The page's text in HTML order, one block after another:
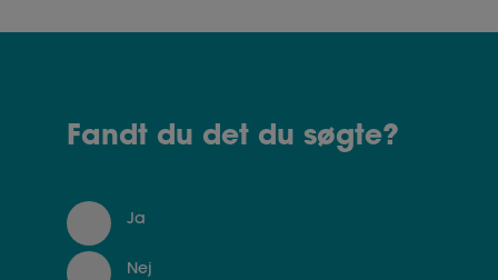
Fandt du det du søgte?
Ja
Nej